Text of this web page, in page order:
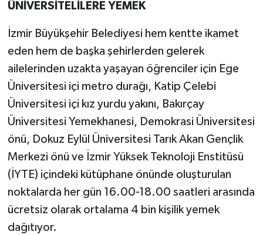
ÜNİVERSİTELİLERE YEMEK
İzmir Büyükşehir Belediyesi hem kentte ikamet
eden hem de başka şehirlerden gelerek
ailelerinden uzakta yaşayan öğrenciler için Ege
Üniversitesi içi metro durağı, Katip Çelebi
Üniversitesi içi kız yurdu yakını, Bakırçay
Üniversitesi Yemekhanesi, Demokrasi Üniversitesi
önü, Dokuz Eylül Üniversitesi Tarık Akan Gençlik
Merkezi önü ve İzmir Yüksek Teknoloji Enstitüsü
(İYTE) içindeki kütüphane önünde oluşturulan
noktalarda her gün 16.00-18.00 saatleri arasında
ücretsiz olarak ortalama 4 bin kişilik yemek
dağıtıyor.